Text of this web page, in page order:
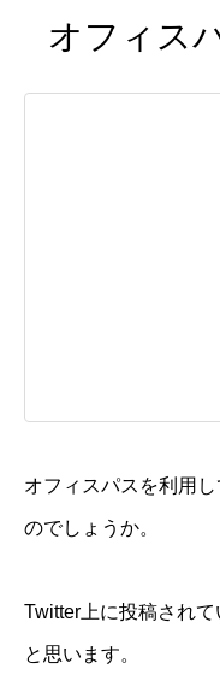
オフィス
オフィスパスを利用
のでしょうか。
Twitter上に投稿され
と思います。